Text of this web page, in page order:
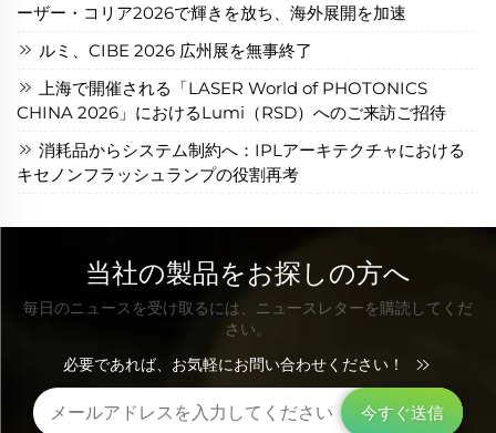
ーザー・コリア2026で輝きを放ち、海外展開を加速
ルミ、CIBE 2026 広州展を無事終了
上海で開催される「LASER World of PHOTONICS
CHINA 2026」におけるLumi（RSD）へのご来訪ご招待
消耗品からシステム制約へ：IPLアーキテクチャにおける
キセノンフラッシュランプの役割再考
当社の製品をお探しの方へ
毎日のニュースを受け取るには、ニュースレターを購読してくだ
さい。
必要であれば、お気軽にお問い合わせください！
今すぐ送信